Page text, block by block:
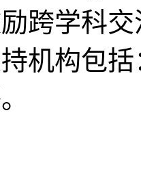
跨学科
机构包